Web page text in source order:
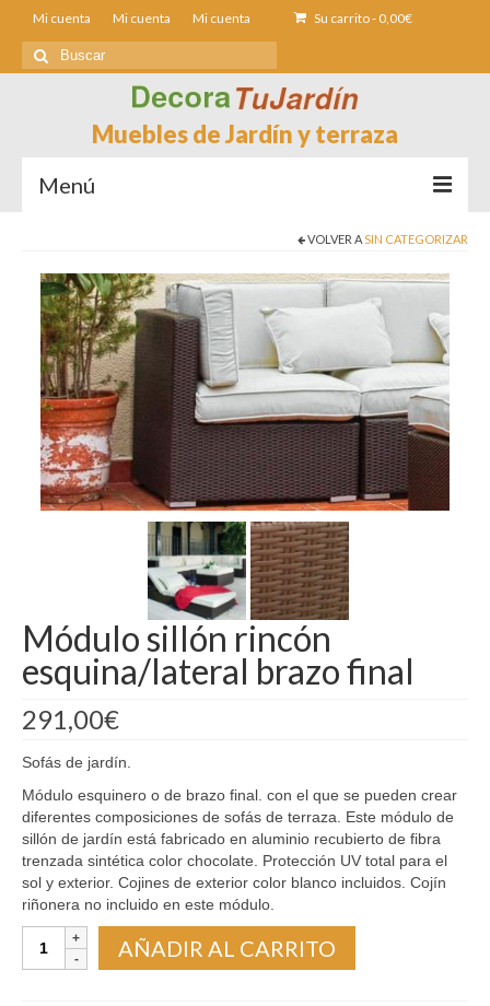
Mi cuenta Mi cuenta Mi cuenta Su carrito- 0,00€
Buscar
por:
Muebles de Jardín y terraza
Menú
Sillas de Jardin
Mesas de jardín
Tumbonas
Fundas muebles Jardín
Contacto
Madrid
Barcelona
VOLVER ASIN CATEGORIZAR
Módulo sillón rincón
esquina/lateral brazo final
291,00€
Sofás de jardín.
Módulo esquinero o de brazo final. con el que se pueden crear
diferentes composiciones de sofás de terraza. Este módulo de
sillón de jardín está fabricado en aluminio recubierto de fibra
trenzada sintética color chocolate. Protección UV total para el
sol y exterior. Cojines de exterior color blanco incluidos. Cojín
riñonera no incluido en este módulo.
Módulo
sillón
AÑADIR AL CARRITO